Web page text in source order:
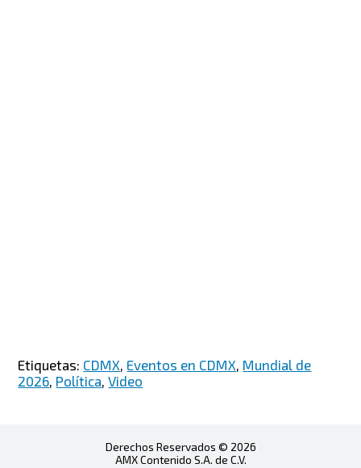
Etiquetas: CDMX Eventos en CDMX Mundial de
2026 Política ,Video
Derechos Reservados © 2026
AMX Contenido S.A. de C.V.